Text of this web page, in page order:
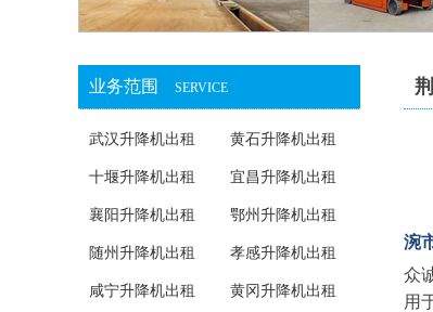
业务范围 SERVICE
武汉升降机出租 黄石升降机出租
十堰升降机出租 宜昌升降机出租
襄阳升降机出租 鄂州升降机出租
随州升降机出租 孝感升降机出租
咸宁升降机出租 黄冈升降机出租
涴
众
用